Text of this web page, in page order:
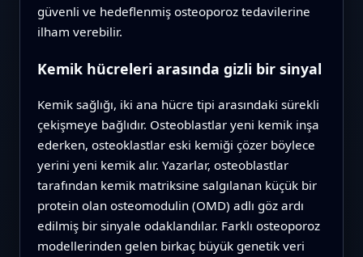
güvenli ve hedeflenmiş osteoporoz tedavilerine
ilham verebilir.
Kemik hücreleri arasında gizli bir sinyal
Kemik sağlığı, iki ana hücre tipi arasındaki sürekli
çekişmeye bağlıdır. Osteoblastlar yeni kemik inşa
ederken, osteoklastlar eski kemiği çözer böylece
yerini yeni kemik alır. Yazarlar, osteoblastlar
tarafından kemik matriksine salgılanan küçük bir
protein olan osteomodulin (OMD) adlı göz ardı
edilmiş bir sinyale odaklandılar. Farklı osteoporoz
modellerinden gelen birkaç büyük genetik veri